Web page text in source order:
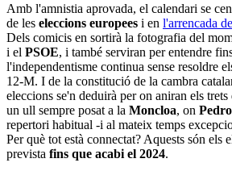
Amb l'amnistia aprovada, el calendari se
de les eleccions europees i en l'arrencada
Dels comicis en sortirà la fotografia del
i el PSOE, i també serviran per entendre
l'independentisme continua sense resoldre
12-M. I de la constitució de la cambra
eleccions se'n deduirà per on aniran els
un ull sempre posat a la Moncloa, on
repertori habitual -i al mateix temps
Per què tot està connectat? Aquests són els
prevista fins que acabi el 2024.